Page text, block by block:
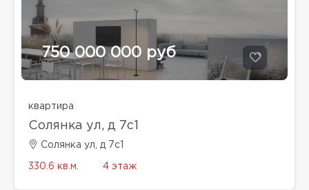
750 000 000 руб
квартира
Солянка ул, д 7с1
Солянка ул, д 7с1
330.6 кв.м. 4 этаж